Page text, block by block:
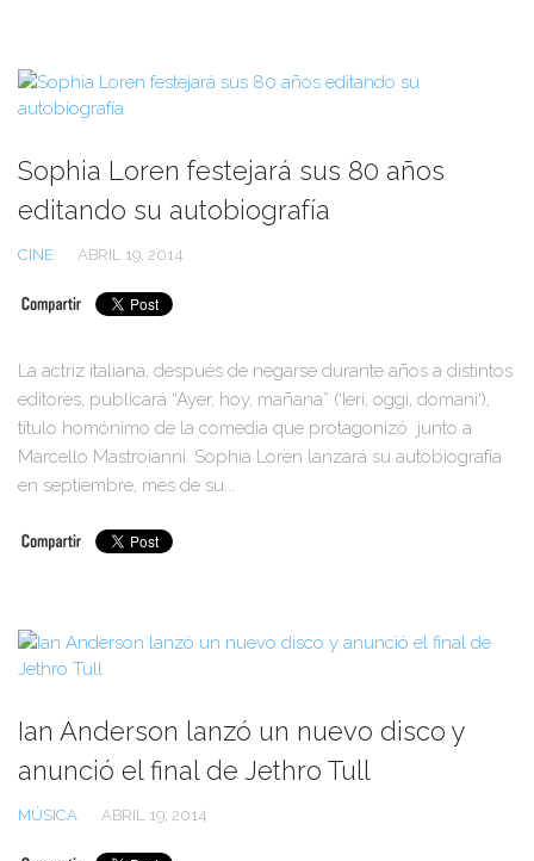
Sophia Loren festejará sus 80 años
editando su autobiografía
CINE ABRIL 19, 2014
La actriz italiana, después de negarse durante años a distintos
editores, publicará “Ayer, hoy, mañana” (‘Ieri, oggi, domani‘),
título homónimo de la comedia que protagonizó junto a
Marcello Mastroianni. Sophia Loren lanzará su autobiografía
en septiembre, mes de su...
Ian Anderson lanzó un nuevo disco y
anunció el final de Jethro Tull
MÚSICA ABRIL 19, 2014